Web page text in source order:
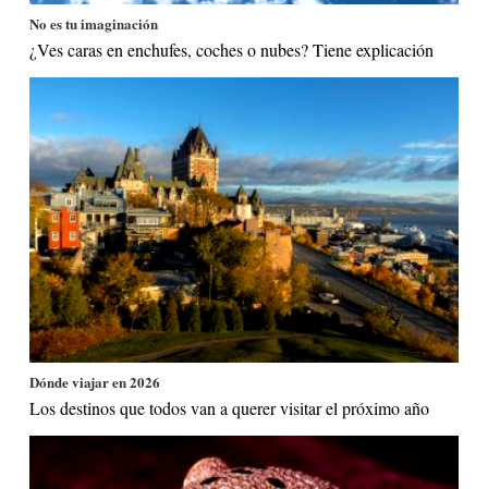
No es tu imaginación
¿Ves caras en enchufes, coches o nubes? Tiene explicación
Dónde viajar en 2026
Los destinos que todos van a querer visitar el próximo año